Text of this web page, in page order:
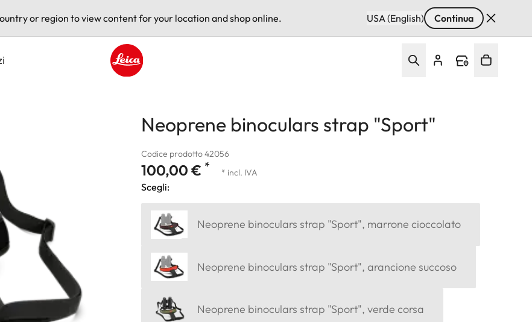
or region to view content for your location and shop online. USA (English) Continua
Neoprene binoculars strap "Sport"
Codice prodotto 42056
100,00 € * * incl. IVA
Scegli:
Neoprene binoculars strap "Sport", marrone cioccolato
Neoprene binoculars strap "Sport", arancione succoso
Neoprene binoculars strap "Sport", verde corsa